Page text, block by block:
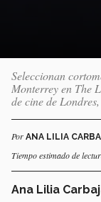
Seleccionan
Monterrey en The
de cine de
Por ANA LILIA
Tiempo estimado de
Ana Lilia